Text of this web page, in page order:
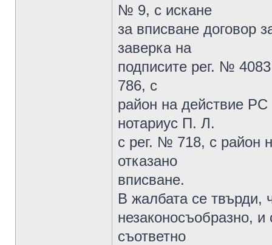
№ 9, с искане
за вписване договор
заверка на
подписите рег. №
786, с
район на действие
нотариус П. Л.
с рег. № 718, с район
отказано
вписване.
В жалбата се твърди,
незаконосъобразно,
съответно